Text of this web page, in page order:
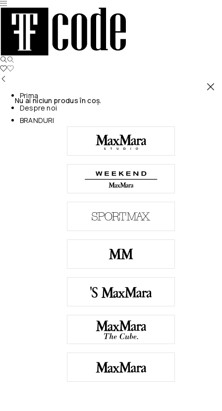
Nu ai niciun produs în coș.
Prima
Despre noi
BRANDURI